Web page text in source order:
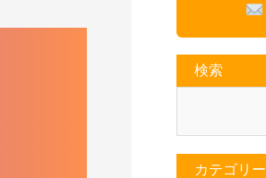
検索
カテゴリー